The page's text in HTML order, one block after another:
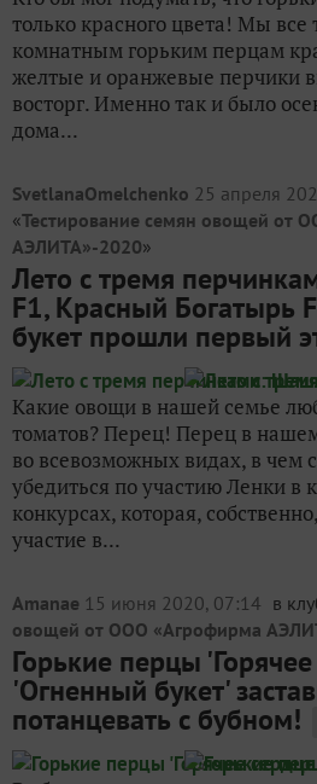
только красного цвета! Мы
комнатным горьким перцам
желтые и оранжевые перчики
восторг. Именно так и было
дома...
SvetlanaOmelchenko 25 апреля
«Тестирование семян овощей от
АЭЛИТА»-2020»
Лето с тремя
F1, Красный Богатырь
букет прошли первый
Какие овощи в нашей семье
томатов? Перец! Перец в
во всевозможных видах, в чем
убедиться по участию Ленки в
конкурсах, которая,
участие в...
Amanae 15 июня 2020, 07:14 в
овощей от ООО «Агрофирма
Горькие перцы
'Огненный букет'
потанцевать с бубном!